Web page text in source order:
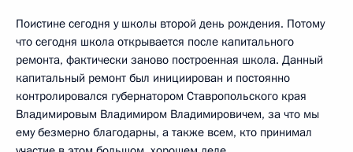
Поистине сегодня у школы второй день рождения. Потому
что сегодня школа открывается после капитального
ремонта, фактически заново построенная школа. Данный
капитальный ремонт был инициирован и постоянно
контролировался губернатором Ставропольского края
Владимировым Владимиром Владимировичем, за что мы
ему безмерно благодарны, а также всем, кто принимал